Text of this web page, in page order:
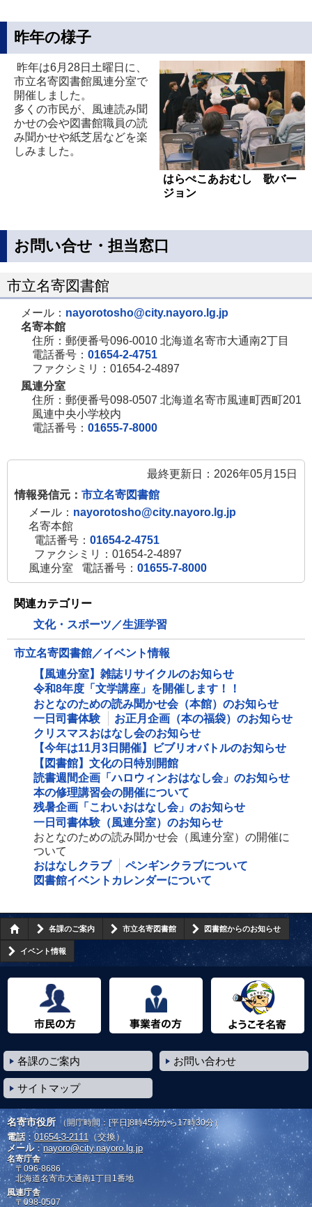
昨年の様子
はらぺこあおむし 歌バー
ジョン
昨年は6月28日土曜日に、
市立名寄図書館風連分室で
開催しました。
多くの市民が、風連読み聞
かせの会や図書館職員の読
み聞かせや紙芝居などを楽
しみました。
お問い合せ・担当窓口
市立名寄図書館
メール： nayorotosho@city.nayoro.lg.jp
名寄本館
住所：郵便番号096-0010 北海道名寄市大通南2丁目
電話番号： 01654-2-4751
ファクシミリ：01654-2-4897
風連分室
住所：郵便番号098-0507 北海道名寄市風連町西町201
風連中央小学校内
電話番号： 01655-7-8000
最終更新日：2026年05月15日
情報発信元： 市立名寄図書館
メール： nayorotosho@city.nayoro.lg.jp
名寄本館
電話番号： 01654-2-4751
ファクシミリ：01654-2-4897
風連分室
電話番号： 01655-7-8000
関連カテゴリー
文化・スポーツ／生涯学習
市立名寄図書館／イベント情報
【風連分室】雑誌リサイクルのお知らせ
令和8年度「文学講座」を開催します！！
おとなのための読み聞かせ会（本館）のお知らせ
一日司書体験
お正月企画（本の福袋）のお知らせ
クリスマスおはなし会のお知らせ
【今年は11月3日開催】ビブリオバトルのお知らせ
【図書館】文化の日特別開館
読書週間企画「ハロウィンおはなし会」のお知らせ
本の修理講習会の開催について
残暑企画「こわいおはなし会」のお知らせ
一日司書体験（風連分室）のお知らせ
おとなのための読み聞かせ会（風連分室）の開催に
ついて
おはなしクラブ
ペンギンクラブについて
図書館イベントカレンダーについて
各課のご案内 市立名寄図書館 図書館からのお知らせ
イベント情報
各課のご案内 お問い合わせ
サイトマップ
名寄市役所 （開庁時間：[平日]8時45分から17時30分）
電話： 01654-3-2111（交換）
メール：nayoro@city.nayoro.lg.jp
名寄庁舎
〒096-8686
北海道名寄市大通南1丁目1番地
風連庁舎
〒098-0507